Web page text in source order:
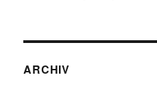
ARCHIV